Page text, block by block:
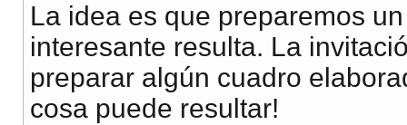
La idea es que preparemos
interesante resulta. La
preparar algún cuadro
cosa puede resultar!